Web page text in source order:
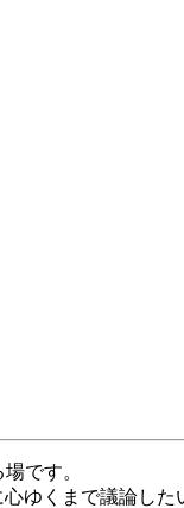
です。
ゆくまで議論した